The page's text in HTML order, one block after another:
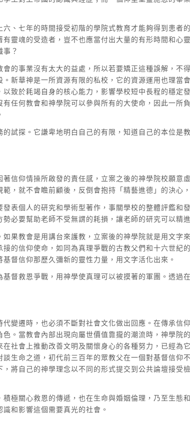
、七年的時間接受初階的學院式教育才能夠得到患者
靈魂的受造者，豈不也應當付出大量的有形時間和心
？
的事業沒有太大的益處，所以若要矯正這種誤解，不
新華神是一所資源有限的私校，它的資源運用也理當
致於耗竭自身的核心能力，影響學校短中長程的穩定
任何教會和神學院可以參與所有的大使命，因此一所
試探。它謙卑地明白自己的有限，知道自己的本位是
信仰情操所啟發的責任感，立案之後的神學院校願意
，就不會瞻前顧後，反倒會抱持「精藝進德」的決心
表個人的研究和學術型著作，事關學校的整體評鑑和
必要幫助老師不受無謂的耗損，讓老師的研究可以精
果教會是用講台來護教，立案後的神學院就是用文字
的信仰使命，如同為真理爭戰的古教父們和十六世紀
督信仰那歷久彌新的靈性力量，用文字活化出來。
督救恩爭戰，用神學使真理可以被摸著的軍團。透過
變遷時，也必須不斷對社會文化做出回應。在傳承信
。當教會內部出現向屬世價值靠攏的潮流時，神學院
社會上推動改善文明及關懷身心的各種努力，已經為
生命之道，初代前三百年的眾教父在一個對基督信仰
將自己的神學理念以不同的形式提交到公共論壇接受
極關心救恩的傳遞，也在生命與婚姻倫理，乃至生態
和影響這個需要真光的社會。